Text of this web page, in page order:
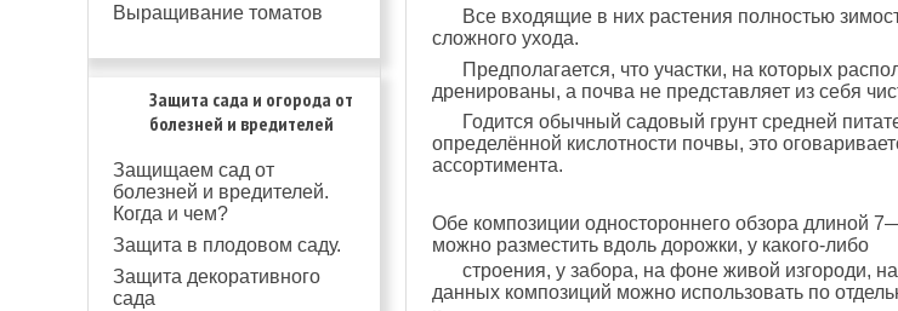
Выращивание томатов
Защита сада и огорода от
болезней и вредителей
Защищаем сад от
болезней и вредителей.
Когда и чем?
Защита в плодовом саду.
Защита декоративного
сада
Все входящие в них растения полностью
сложного ухода.
Предполагается, что участки, на которых
дренированы, а почва не представляет из себя
Годится обычный садовый грунт средней
определённой кислотности почвы, это
ассортимента.
Обе композиции одностороннего обзора длиной
можно разместить вдоль дорожки, у какого-либо
строения, у забора, на фоне живой изгороди,
данных композиций можно использовать по